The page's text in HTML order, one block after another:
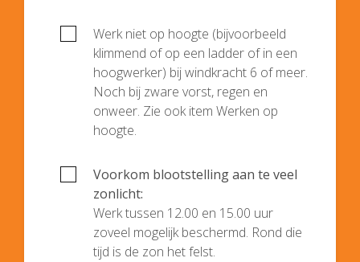
Werk niet op hoogte (bijvoorbeeld
klimmend of op een ladder of in een
hoogwerker) bij windkracht 6 of meer.
Noch bij zware vorst, regen en
onweer. Zie ook item Werken op
hoogte.
Voorkom blootstelling aan te veel
zonlicht:
Werk tussen 12.00 en 15.00 uur
zoveel mogelijk beschermd. Rond die
tijd is de zon het felst.